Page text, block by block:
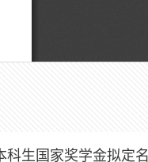
科生国家奖学金拟定